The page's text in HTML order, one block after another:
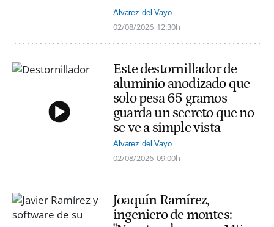
Alvarez del Vayo
02/08/2026 12:30h
Este destornillador de
aluminio anodizado que
solo pesa 65 gramos
guarda un secreto que no
se ve a simple vista
Alvarez del Vayo
02/08/2026 09:00h
Joaquín Ramírez,
ingeniero de montes: